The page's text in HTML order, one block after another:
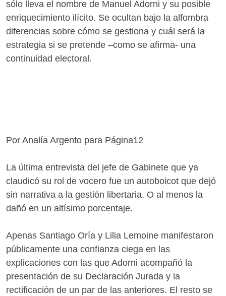
sólo lleva el nombre de Manuel Adorni y su posible
enriquecimiento ilícito. Se ocultan bajo la alfombra
diferencias sobre cómo se gestiona y cuál será la
estrategia si se pretende –como se afirma- una
continuidad electoral.
Por Analía Argento para Página12
La última entrevista del jefe de Gabinete que ya
claudicó su rol de vocero fue un autoboicot que dejó
sin narrativa a la gestión libertaria. O al menos la
dañó en un altísimo porcentaje.
Apenas Santiago Oría y Lilia Lemoine manifestaron
públicamente una confianza ciega en las
explicaciones con las que Adorni acompañó la
presentación de su Declaración Jurada y la
rectificación de un par de las anteriores. El resto se